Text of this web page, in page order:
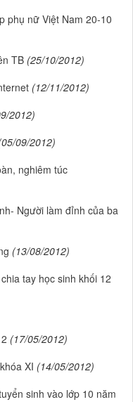
phụ nữ Việt Nam 20-10
TB (25/10/2012)
(12/11/2012)
2012)
09/2012)
nghiêm túc
Người làm đỉnh của ba
(13/08/2012)
tay học sinh khối 12
(17/05/2012)
XI (14/05/2012)
sinh vào lớp 10 năm